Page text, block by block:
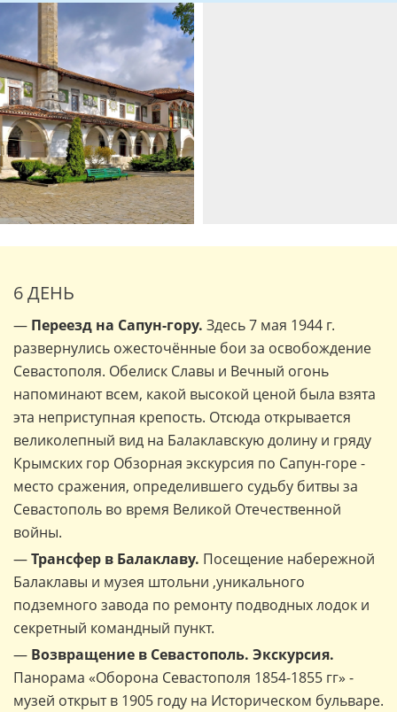
6 ДЕНЬ
— Переезд на Сапун-гору. Здесь 7 мая 1944 г.
развернулись ожесточённые бои за освобождение
Севастополя. Обелиск Славы и Вечный огонь
напоминают всем, какой высокой ценой была взята
эта неприступная крепость. Отсюда открывается
великолепный вид на Балаклавскую долину и гряду
Крымских гор Обзорная экскурсия по Сапун-горе -
место сражения, определившего судьбу битвы за
Севастополь во время Великой Отечественной
войны.
—Трансфер в Балаклаву. Посещение набережной
Балаклавы и музея штольни ,уникального
подземного завода по ремонту подводных лодок и
секретный командный пункт.
— Возвращение в Севастополь. Экскурсия.
Панорама «Оборона Севастополя 1854-1855 гг» -
музей открыт в 1905 году на Историческом бульваре.